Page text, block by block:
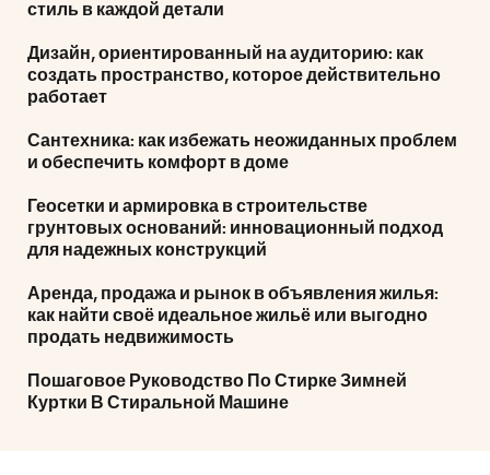
стиль в каждой детали
Дизайн, ориентированный на аудиторию: как
создать пространство, которое действительно
работает
Сантехника: как избежать неожиданных проблем
и обеспечить комфорт в доме
Геосетки и армировка в строительстве
грунтовых оснований: инновационный подход
для надежных конструкций
Аренда, продажа и рынок в объявления жилья:
как найти своё идеальное жильё или выгодно
продать недвижимость
Пошаговое Руководство По Стирке Зимней
Куртки В Стиральной Машине